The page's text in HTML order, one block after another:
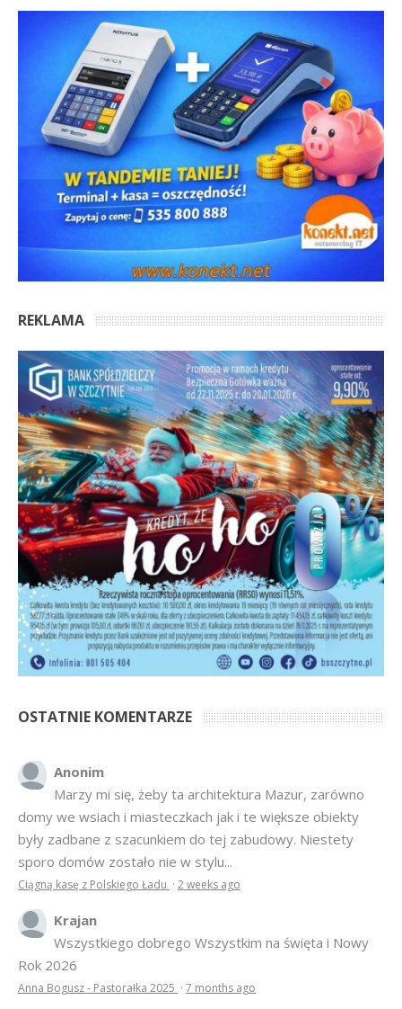
REKLAMA
OSTATNIE KOMENTARZE
Anonim
Marzy mi się, żeby ta architektura Mazur, zarówno
domy we wsiach i miasteczkach jak i te większe obiekty
były zadbane z szacunkiem do tej zabudowy. Niestety
sporo domów zostało nie w stylu...
Ciągną kasę z Polskiego Ładu · 2 weeks ago
Krajan
Wszystkiego dobrego Wszystkim na święta i Nowy
Rok 2026
Anna Bogusz - Pastorałka 2025 · 7 months ago